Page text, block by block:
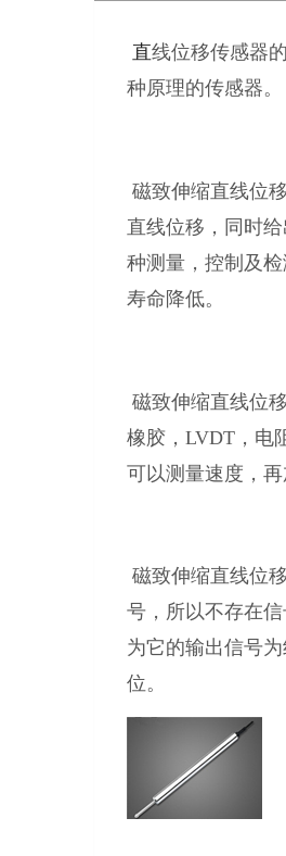
直线位移传感器
种原理的传感器。
磁致伸缩直线位
直线位移，同时
种测量，控制及
寿命降低。
磁致伸缩直线位
橡胶，LVDT，电
可以测量速度，
磁致伸缩直线位
号，所以不存在
为它的输出信号
位。